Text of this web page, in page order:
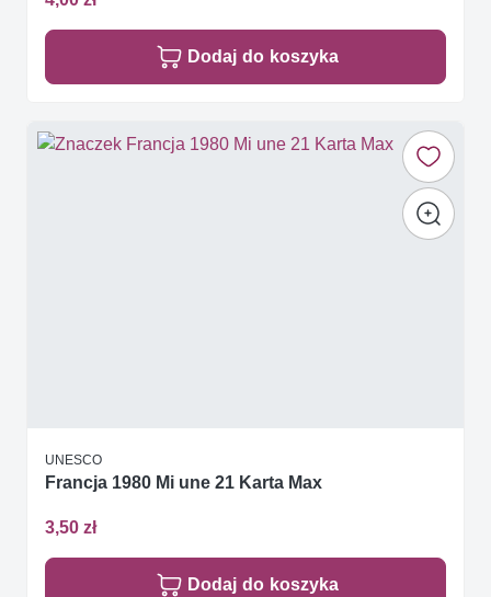
Dodaj do koszyka
UNESCO
Francja 1980 Mi une 21 Karta Max
3,50 zł
Dodaj do koszyka